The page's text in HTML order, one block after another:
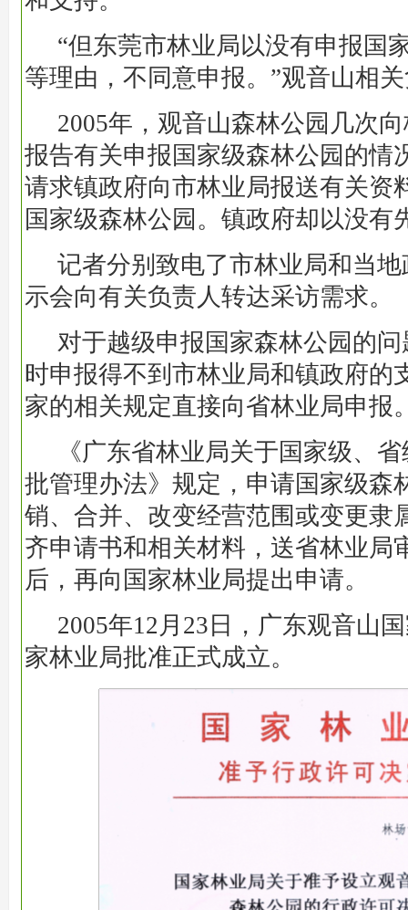
“但东莞市林业局以没有申报国
等理由，不同意申报。”观音山相
2005年，观音山森林公园几次
报告有关申报国家级森林公园的情
请求镇政府向市林业局报送有关资
国家级森林公园。镇政府却以没有
记者分别致电了市林业局和当
示会向有关负责人转达采访需求。
对于越级申报国家森林公园的
时申报得不到市林业局和镇政府的
家的相关规定直接向省林业局申报
《广东省林业局关于国家级、
批管理办法》规定，申请国家级森
销、合并、改变经营范围或变更隶
齐申请书和相关材料，送省林业局
后，再向国家林业局提出申请。
2005年12月23日，广东观音山
家林业局批准正式成立。